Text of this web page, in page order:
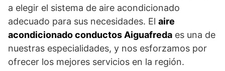
a elegir el sistema de aire acondicionado
adecuado para sus necesidades. El aire
acondicionado conductos Aiguafreda es una de
nuestras especialidades, y nos esforzamos por
ofrecer los mejores servicios en la región.